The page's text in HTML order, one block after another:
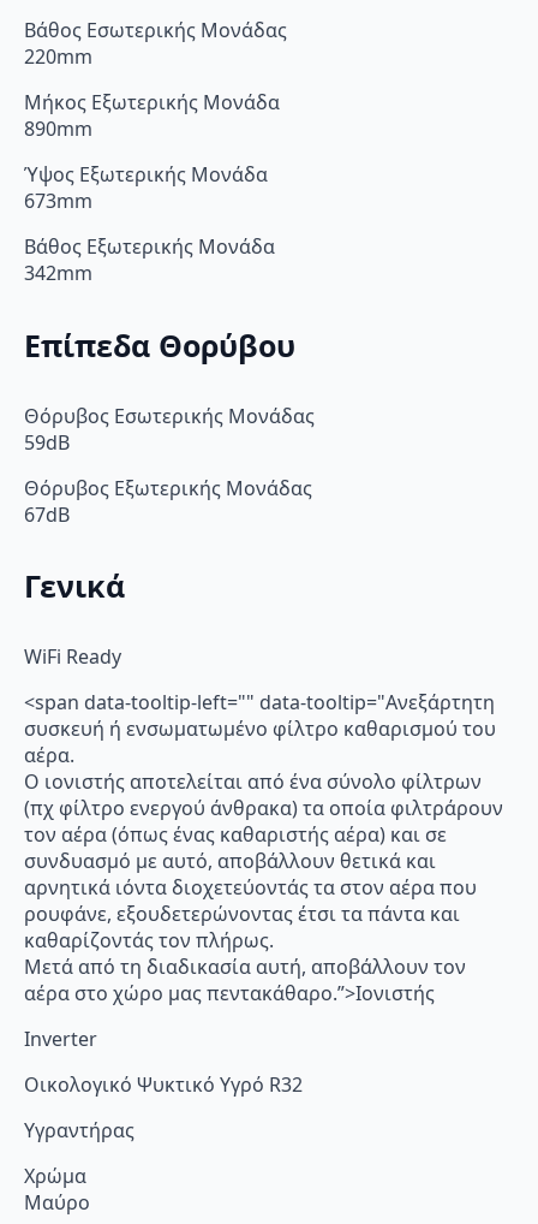
Βάθος Εσωτερικής Μονάδας
220mm
Μήκος Εξωτερικής Μονάδα
890mm
Ύψος Εξωτερικής Μονάδα
673mm
Βάθος Εξωτερικής Μονάδα
342mm
Επίπεδα Θορύβου
Θόρυβος Εσωτερικής Μονάδας
59dB
Θόρυβος Εξωτερικής Μονάδας
67dB
Γενικά
WiFi Ready
<span data-tooltip-left="" data-tooltip="Ανεξάρτητη
συσκευή ή ενσωματωμένο φίλτρο καθαρισμού του
αέρα.
Ο ιονιστής αποτελείται από ένα σύνολο φίλτρων
(πχ φίλτρο ενεργού άνθρακα) τα οποία φιλτράρουν
τον αέρα (όπως ένας καθαριστής αέρα) και σε
συνδυασμό με αυτό, αποβάλλουν θετικά και
αρνητικά ιόντα διοχετεύοντάς τα στον αέρα που
ρουφάνε, εξουδετερώνοντας έτσι τα πάντα και
καθαρίζοντάς τον πλήρως.
Μετά από τη διαδικασία αυτή, αποβάλλουν τον
αέρα στο χώρο μας πεντακάθαρο.”>Ιονιστής
Inverter
Οικολογικό Ψυκτικό Υγρό R32
Υγραντήρας
Χρώμα
Μαύρο